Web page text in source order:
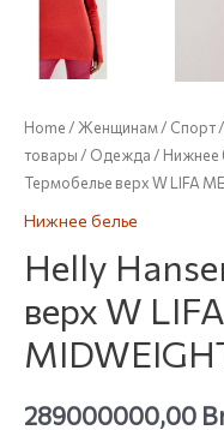
Home/Женщинам/ Спорт/
товары/ Одежда/ Нижнее
Термобелье верх W LIFA
Нижнее белье
Helly
верх W
289000000,00